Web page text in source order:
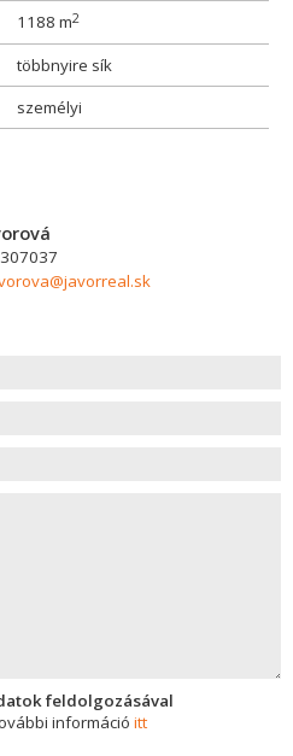
1188 m2
többnyire sík
személyi
feldolgozásával
információ itt